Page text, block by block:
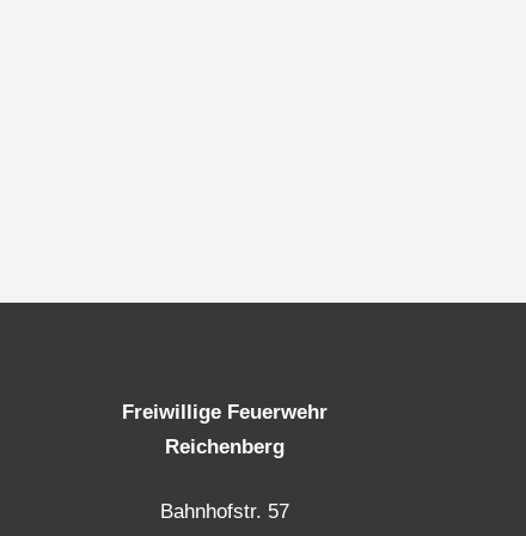
Freiwillige Feuerwehr
Reichenberg
Bahnhofstr. 57